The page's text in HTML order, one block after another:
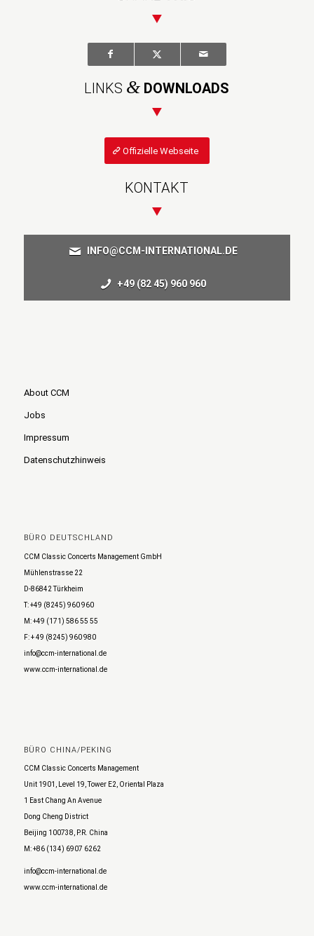
LINKS & DOWNLOADS
Offizielle Webseite
KONTAKT
INFO@CCM-INTERNATIONAL.DE
+49 (82 45) 960 960
About CCM
Jobs
Impressum
Datenschutzhinweis
BÜRO DEUTSCHLAND
CCM Classic Concerts Management GmbH
Mühlenstrasse 22
D-86842 Türkheim
T: +49 (8245) 960 960
M: +49 (171) 586 55 55
F: + 49 (8245) 960 980
info@ccm-international.de
www.ccm-international.de
BÜRO CHINA/PEKING
CCM Classic Concerts Management
Unit 1901, Level 19, Tower E2, Oriental Plaza
1 East Chang An Avenue
Dong Cheng District
Beijing 100738, P.R. China
M: +86 (134) 6907 6262
info@ccm-international.de
www.ccm-international.de